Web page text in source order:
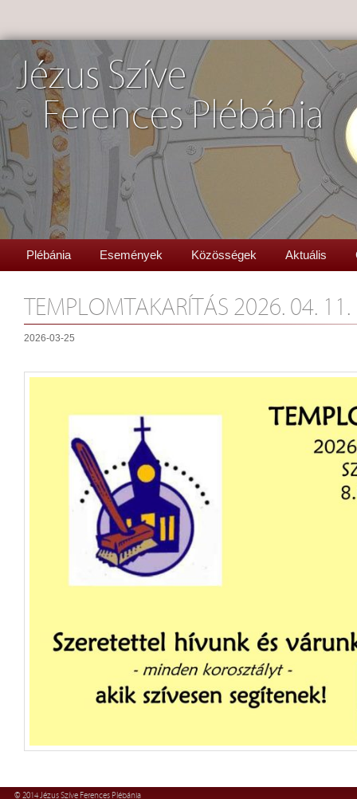
Jézus Szíve
Ferences Plébánia
Plébánia Események Közösségek Aktuális
TEMPLOMTAKARÍTÁS 2026. 04. 11.
2026-03-25
© 2014 Jézus Szíve Ferences Plébánia